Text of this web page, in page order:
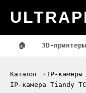
🏠 3D-принтеры
Каталог
IP-камеры
IP-камера Tiandy